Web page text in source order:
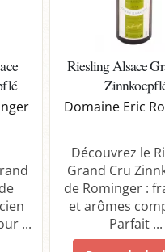
...
Riesling Alsace
Domaine Eric
Découvrez le
Grand Cru
de Rominger :
et arômes
Parfait ...